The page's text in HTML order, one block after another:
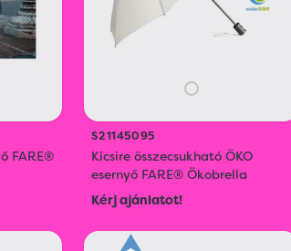
FARE®
S21145095
Kicsire összecsukható ÖKO
esernyő FARE® Ökobrella
Kérj ajánlatot!